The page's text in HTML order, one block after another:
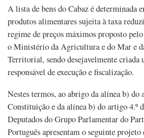
A lista de bens do Cabaz é determinada
produtos alimentares sujeita à taxa
regime de preços máximos proposto
o Ministério da Agricultura e do Mar e
Territorial, sendo desejavelmente criada
responsável de execução e fiscalização.
Nestes termos, ao abrigo da alínea b) do
Constituição e da alínea b) do artigo 4.º
Deputados do Grupo Parlamentar do
Português apresentam o seguinte projeto